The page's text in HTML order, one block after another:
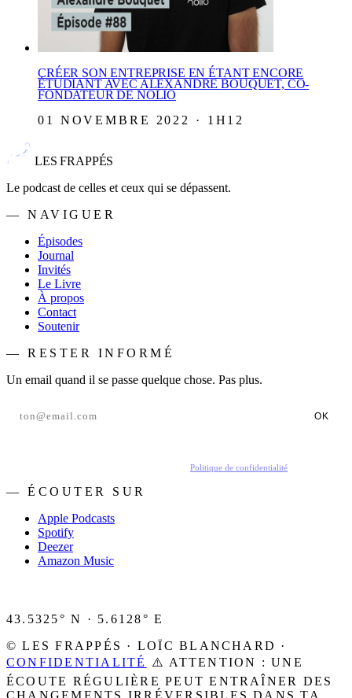
CRÉER SON ENTREPRISE EN ÉTANT ENCORE
ÉTUDIANT AVEC ALEXANDRE BOUQUET, CO-
FONDATEUR DE NOLIO
01 NOVEMBRE 2022 · 1H12
LES FRAPPÉS
Le podcast de celles et ceux qui se dépassent.
— NAVIGUER
Épisodes
Journal
Invités
Le Livre
À propos
Contact
Soutenir
— RESTER INFORMÉ
Un email quand il se passe quelque chose. Pas plus.
OK
Politique de confidentialité
— ÉCOUTER SUR
Apple Podcasts
Spotify
Deezer
Amazon Music
43.5325° N · 5.6128° E
© LES FRAPPÉS · LOÏC BLANCHARD ·
CONFIDENTIALITÉ
⚠️ ATTENTION : UNE
ÉCOUTE RÉGULIÈRE PEUT ENTRAÎNER DES